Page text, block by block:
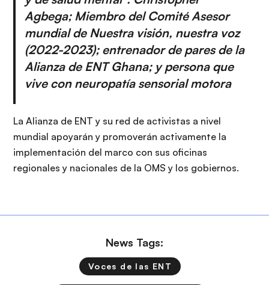
Agbega; Miembro del Comité Asesor
mundial de Nuestra visión, nuestra voz
(2022-2023); entrenador de pares de la
Alianza de ENT Ghana; y persona que
vive con neuropatía sensorial motora
La Alianza de ENT y su red de activistas a nivel
mundial apoyarán y promoverán activamente la
implementación del marco con sus oficinas
regionales y nacionales de la OMS y los gobiernos.
News Tags:
Voces de las ENT